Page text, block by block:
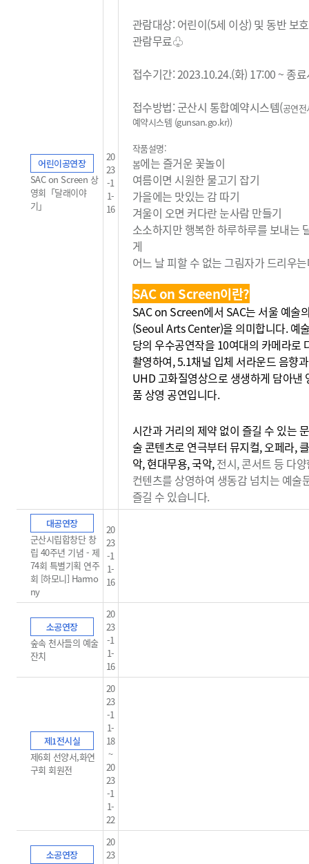
어린이공연장
SAC on Screen 상
영회「달래이야
기」
20
23
-1
1-
16
관람대상: 어린이(5세 이상) 및 동반 보
관람무료♧
접수기간: 2023.10.24.(화) 17:00 ~ 종
접수방법: 군산시 통합예약시스템(공연
예약시스템 (gunsan.go.kr))
작품설명:
봄에는 즐거운 꽃놀이
여름이면 시원한 물고기 잡기
가을에는 맛있는 감 따기
겨울이 오면 커다란 눈사람 만들기
소소하지만 행복한 하루하루를 보내는
게
어느 날 피할 수 없는 그림자가 드리우
SAC on Screen이란?
SAC on Screen에서 SAC는 서울 예술
(Seoul Arts Center)을 의미합니다. 예
당의 우수공연작을 10여대의 카메라로
촬영하여, 5.1채널 입체 서라운드 음향
UHD 고화질영상으로 생생하게 담아낸
품 상영 공연입니다.
시간과 거리의 제약 없이 즐길 수 있는
술 콘텐츠로 연극부터 뮤지컬, 오페라,
악, 현대무용, 국악,전시, 콘서트 등 다
컨텐츠를 상영하여 생동감 넘치는 예술
즐길 수 있습니다.
대공연장
군산시립합창단 창
립 40주년 기념 - 제
74회 특별기획 연주
회 [하모니] Harmo
ny
20
23
-1
1-
16
소공연장
숲속 천사들의 예술
잔치
20
23
-1
1-
16
제1전시실
제6회 선양서,화연
구회 회원전
20
23
-1
1-
18
~
20
23
-1
1-
22
소공연장
20
23